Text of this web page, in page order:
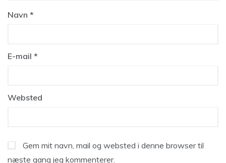
Navn *
E-mail *
Websted
Gem mit navn, mail og websted i denne browser til
næste gang jeg kommenterer.